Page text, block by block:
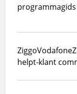
programmagids
Ziggo
helpt-klant